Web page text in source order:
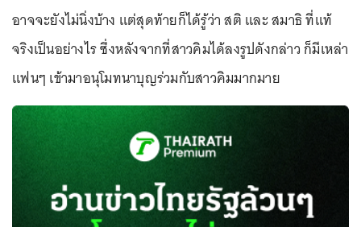
อาจจะยังไม่นิ่งบ้าง แต่สุดท้ายก็ได้รู้ว่า สติ และ สมาธิ ที่แท้
จริงเป็นอย่างไร ซึ่งหลังจากที่สาวคิมได้ลงรูปดังกล่าว ก็มีเหล่า
แฟนๆ เข้ามาอนุโมทนาบุญร่วมกับสาวคิมมากมาย